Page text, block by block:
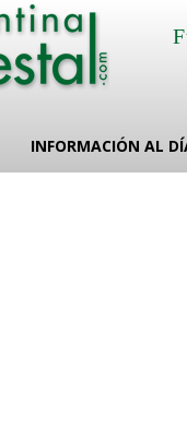
INFORMACIÓN AL